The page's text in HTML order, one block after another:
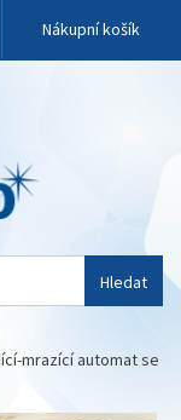
Nákupní košík
Hledat
mrazící automat se